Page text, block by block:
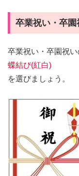
卒業祝い・卒園
卒業祝い・卒園祝い
蝶結び(紅白)
を選びましょう。